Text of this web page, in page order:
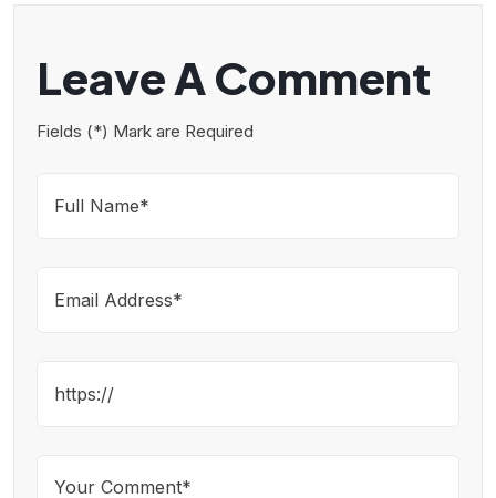
Leave A Comment
Fields (*) Mark are Required